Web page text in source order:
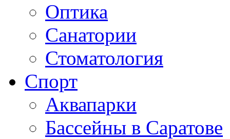
Оптика
Санатории
Стоматология
Спорт
Аквапарки
Бассейны в Саратове